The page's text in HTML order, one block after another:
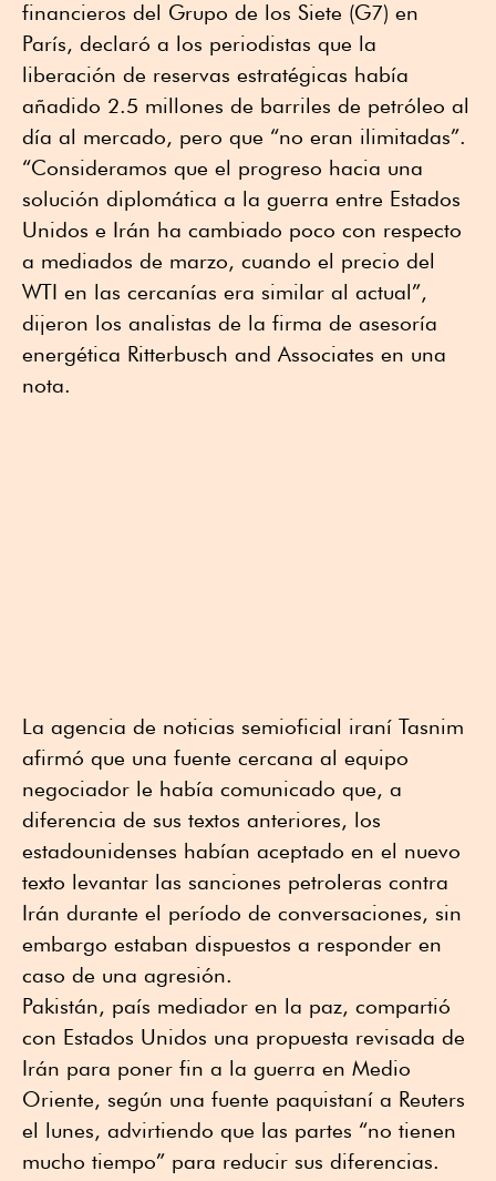
financieros del Grupo de los Siete (G7) en
París, declaró a los periodistas que la
liberación de reservas estratégicas había
añadido 2.5 millones de barriles de petróleo al
día al mercado, pero que “no eran ilimitadas”.
“Consideramos que el progreso hacia una
solución diplomática a la guerra entre Estados
Unidos e Irán ha cambiado poco con respecto
a mediados de marzo, cuando el precio del
WTI en las cercanías era similar al actual”,
dijeron los analistas de la firma de asesoría
energética Ritterbusch and Associates en una
nota.
La agencia de noticias semioficial iraní Tasnim
afirmó que una fuente cercana al equipo
negociador le había comunicado que, a
diferencia de sus textos anteriores, los
estadounidenses habían aceptado en el nuevo
texto levantar las sanciones petroleras contra
Irán durante el período de conversaciones, sin
embargo estaban dispuestos a responder en
caso de una agresión.
Pakistán, país mediador en la paz, compartió
con Estados Unidos una propuesta revisada de
Irán para poner fin a la guerra en Medio
Oriente, según una fuente paquistaní a Reuters
el lunes, advirtiendo que las partes “no tienen
mucho tiempo” para reducir sus diferencias.